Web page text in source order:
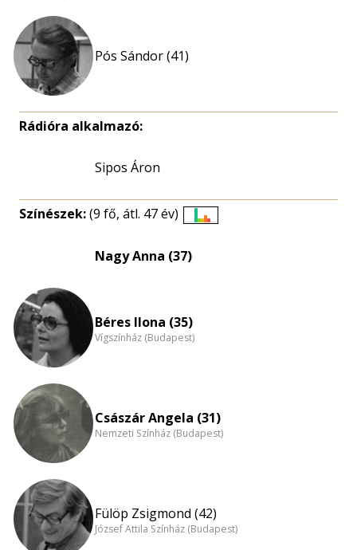
Pós Sándor (41)
Rádióra alkalmazó:
Sipos Áron
Színészek:(9 fő, átl. 47 év)
Nagy Anna (37)
Béres Ilona (35)
Vígszínház (Budapest)
Császár Angela (31)
Nemzeti Színház (Budapest)
Fülöp Zsigmond (42)
József Attila Színház (Budapest)